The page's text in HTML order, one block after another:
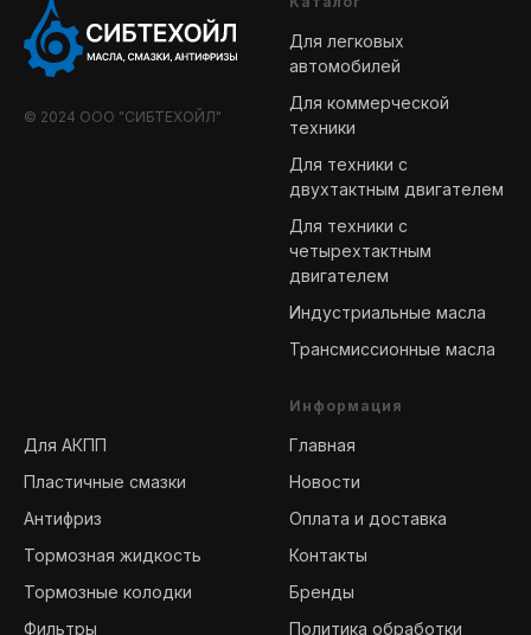
© 2024 ООО "СИБТЕХОЙЛ"
Для легковых
автомобилей
Для коммерческой
техники
Для техники с
двухтактным двигателем
Для техники с
четырехтактным
двигателем
Индустриальные масла
Трансмиссионные масла
Для АКПП
Пластичные смазки
Антифриз
Тормозная жидкость
Тормозные колодки
Фильтры
Информация
Главная
Новости
Оплата и доставка
Контакты
Бренды
Политика обработки